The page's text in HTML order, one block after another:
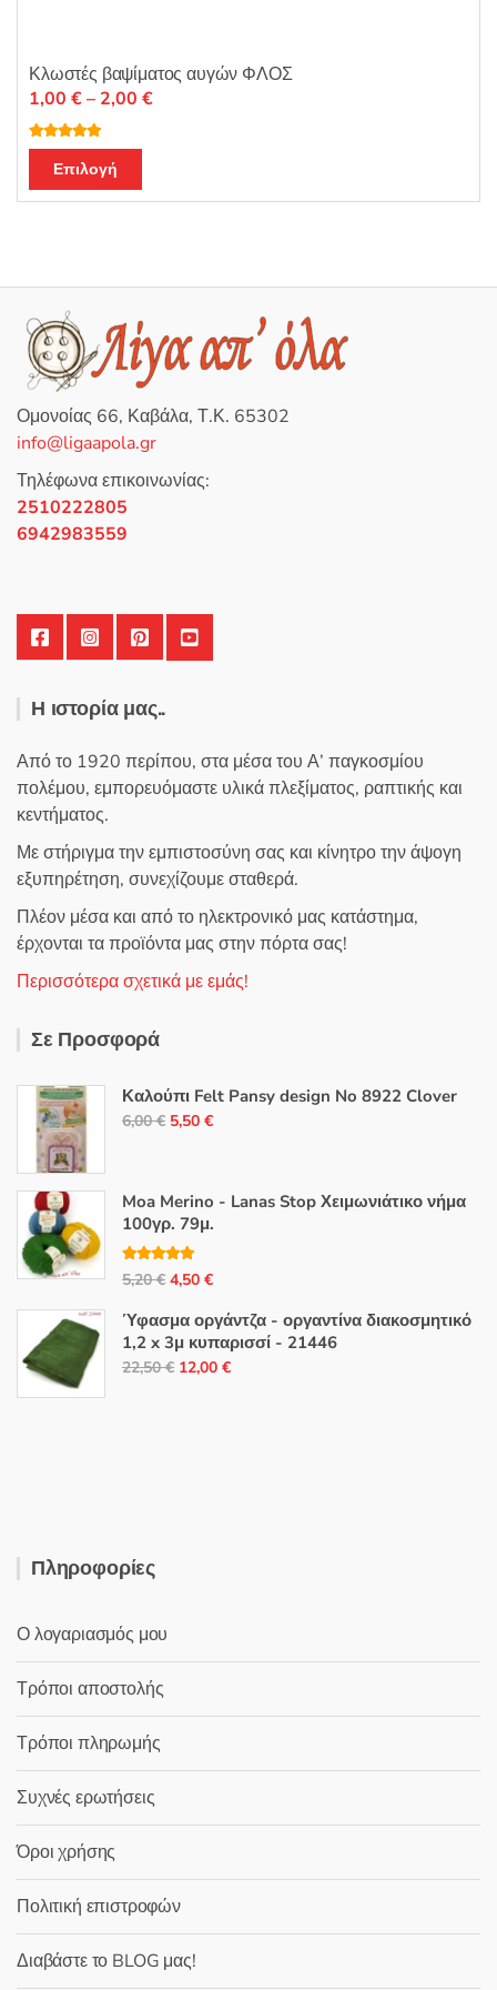
Κλωστές βαψίματος αυγών ΦΛΟΣ
Βαθμολογή
θηκε με4.96
από 5
1,00 €– 2,00 €Price
2,00 €
Επιλογή
το
παραλλαγές.
Οι
επιλογές
μπορούν
επιλεγούν
στη
σελίδα
Ομονοίας 66, Καβάλα, Τ.Κ. 65302
info@ligaapola.gr
Τηλέφωνα επικοινωνίας:
2510222805
6942983559
Η ιστορία μας..
Από το 1920 περίπου, στα μέσα του Α’ παγκοσμίου
πολέμου, εμπορευόμαστε υλικά πλεξίματος, ραπτικής και
κεντήματος.
Με στήριγμα την εμπιστοσύνη σας και κίνητρο την άψογη
εξυπηρέτηση, συνεχίζουμε σταθερά.
Πλέον μέσα και από το ηλεκτρονικό μας κατάστημα,
έρχονται τα προϊόντα μας στην πόρτα σας!
Περισσότερα σχετικά με εμάς!
Σε Προσφορά
Καλούπι Felt Pansy design No 8922 Clover
6,00€ Original
6,00 €.
5,50 €Η
είναι:
5,50 €.
Moa Merino - Lanas Stop Χειμωνιάτικο νήμα
100γρ. 79μ.
Βαθμολογή
θηκε με 5.00
5,20€ Original
was:
5,20 €.
4,50 €Η
τιμή
είναι:
Ύφασμα οργάντζα - οργαντίνα διακοσμητικό
1,2 x 3μ κυπαρισσί - 21446
22,50€ Original
12,00 €Η
Πληροφορίες
Ο λογαριασμός μου
Τρόποι αποστολής
Τρόποι πληρωμής
Συχνές ερωτήσεις
Όροι χρήσης
Πολιτική επιστροφών
Διαβάστε το BLOG μας!